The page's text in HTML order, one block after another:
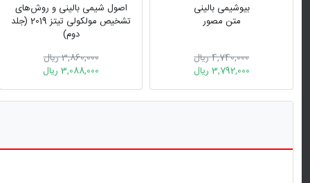
بیوشیمی بالینی
متن مصور
4,740,000 ریال
3,792,000 ریال
اصول شیمی بالینی و روش‌های
تشخیص مولکولی تیتز 2019 (جلد
دوم)
3,860,000 ریال
3,088,000 ریال